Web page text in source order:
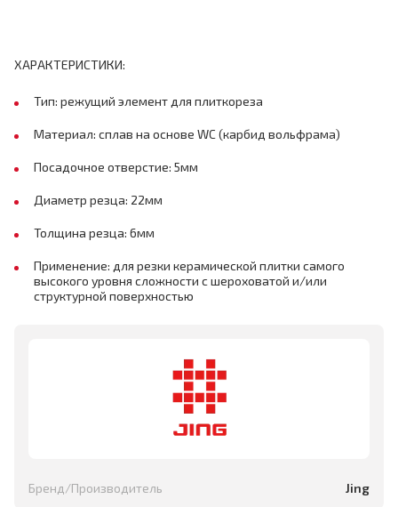
ХАРАКТЕРИСТИКИ:
Тип: режущий элемент для плиткореза
Материал: сплав на основе WC (карбид вольфрама)
Посадочное отверстие: 5мм
Диаметр резца: 22мм
Толщина резца: 6мм
Применение: для резки керамической плитки самого
высокого уровня сложности с шероховатой и/или
структурной поверхностью
Бренд/Производитель Jing